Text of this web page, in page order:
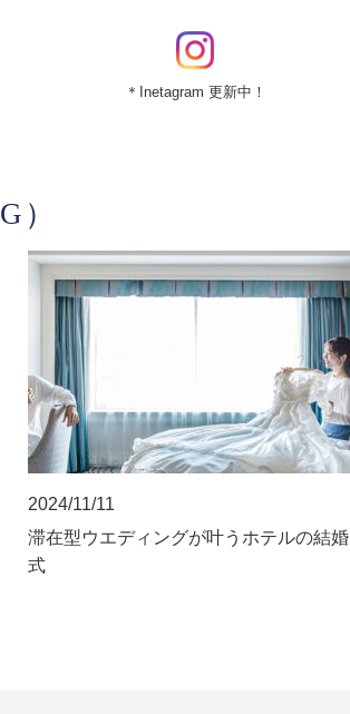
＊Inetagram 更新中！
）
2024/11/11
滞在型ウエディングが叶うホテルの結婚
式